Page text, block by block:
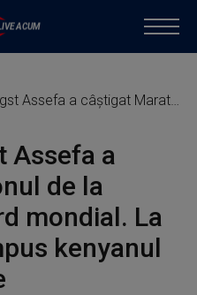
de la Londra cu record mondial. La masculin s-a impus kenyanul Sabastian Sawe
Assefa a
de la
mondial. La
kenyanul